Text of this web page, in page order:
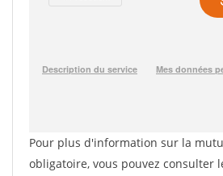
Pour plus d'information sur la
obligatoire, vous pouvez consulter